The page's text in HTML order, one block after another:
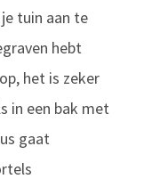
tuin aan te
hebt
het is zeker
in een bak met
gaat